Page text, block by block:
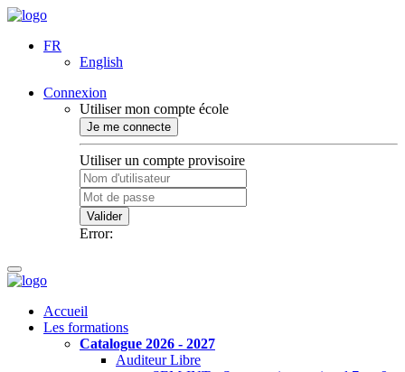
FR
English
Connexion
Utiliser mon compte école
Je me connecte
Utiliser un compte provisoire
Valider
Error:
Accueil
Les formations
Catalogue 2026 - 2027
Auditeur Libre